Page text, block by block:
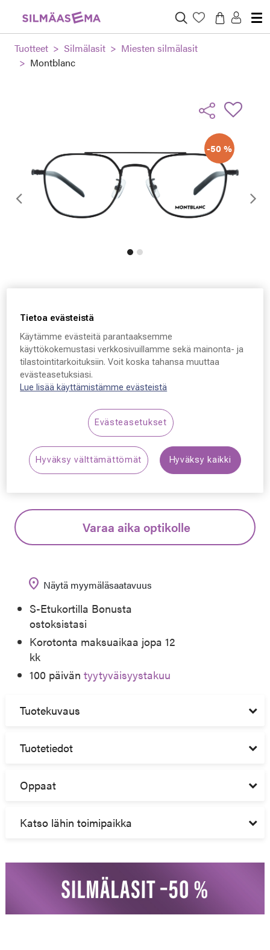
Tuotteet Silmälasit
Miesten silmälasit
Montblanc
-50 %
Edellinen
Montblanc MB0391OA,
004 51 - 21 - 145
209,50 €
Hinta alennettu
419,00 €Alennettu hinta
Synttäriale! Kaikki silmälasit –50 % sisältäen
linssit ja kehykset.
Lue lisää!
Varaa aika optikolle
location_on Näytä myymäläsaatavuus
S-Etukortilla Bonusta
ostoksistasi
Korotonta maksuaikaa jopa 12
kk
100 päiväntyytyväisyystakuu
Tuotekuvaus
Tuotetiedot
Oppaat
Katso lähin toimipaikka
Tietoa evästeistä
Käytämme evästeitä parantaaksemme
käyttökokemustasi verkkosivuillamme sekä mainonta- ja
tilastointitarkoituksiin. Voit koska tahansa muuttaa
evästeasetuksiasi.
Lue lisää käyttämistämme evästeistä
Evästeasetukset
Hyväksy välttämättömät Hyväksy kaikki